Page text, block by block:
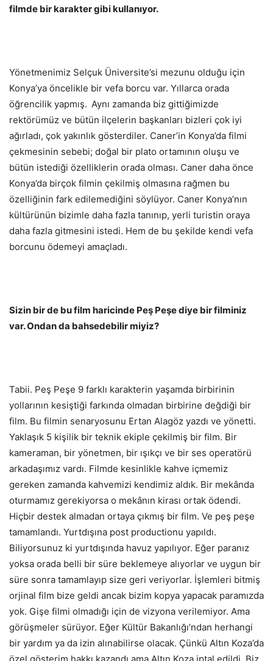
filmde bir karakter gibi kullanıyor.
Yönetmenimiz Selçuk Üniversite’si mezunu olduğu için
Konya’ya öncelikle bir vefa borcu var. Yıllarca orada
öğrencilik yapmış. Aynı zamanda biz gittiğimizde
rektörümüz ve bütün ilçelerin başkanları bizleri çok iyi
ağırladı, çok yakınlık gösterdiler. Caner’in Konya’da filmi
çekmesinin sebebi; doğal bir plato ortamının oluşu ve
bütün istediği özelliklerin orada olması. Caner daha önce
Konya’da birçok filmin çekilmiş olmasına rağmen bu
özelliğinin fark edilemediğini söylüyor. Caner Konya’nın
kültürünün bizimle daha fazla tanınıp, yerli turistin oraya
daha fazla gitmesini istedi. Hem de bu şekilde kendi vefa
borcunu ödemeyi amaçladı.
Sizin bir de bu film haricinde Peş Peşe diye bir filminiz
var. Ondan da bahsedebilir miyiz?
Tabii. Peş Peşe 9 farklı karakterin yaşamda birbirinin
yollarının kesiştiği farkında olmadan birbirine değdiği bir
film. Bu filmin senaryosunu Ertan Alagöz yazdı ve yönetti.
Yaklaşık 5 kişilik bir teknik ekiple çekilmiş bir film. Bir
kameraman, bir yönetmen, bir ışıkçı ve bir ses operatörü
arkadaşımız vardı. Filmde kesinlikle kahve içmemiz
gereken zamanda kahvemizi kendimiz aldık. Bir mekânda
oturmamız gerekiyorsa o mekânın kirası ortak ödendi.
Hiçbir destek almadan ortaya çıkmış bir film. Ve peş peşe
tamamlandı. Yurtdışına post productionu yapıldı.
Biliyorsunuz ki yurtdışında havuz yapılıyor. Eğer paranız
yoksa orada belli bir süre beklemeye alıyorlar ve uygun bir
süre sonra tamamlayıp size geri veriyorlar. İşlemleri bitmiş
orjinal film bize geldi ancak bizim kopya yapacak paramızda
yok. Gişe filmi olmadığı için de vizyona verilemiyor. Ama
görüşmeler sürüyor. Eğer Kültür Bakanlığı’ndan herhangi
bir yardım ya da izin alınabilirse olacak. Çünkü Altın Koza’da